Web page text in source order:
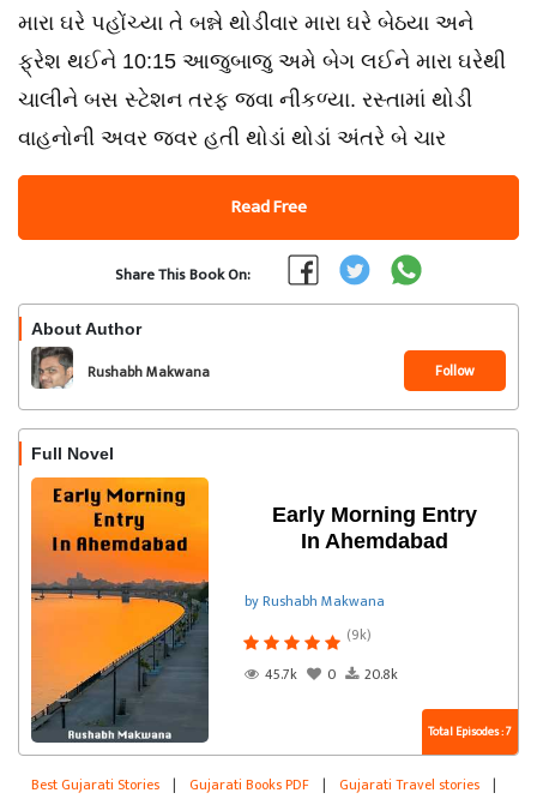
મારા ઘરે પહોંચ્યા તે બન્ને થોડીવાર મારા ઘરે બેઠયા અને
ફ્રેશ થઈને 10:15 આજુબાજુ અમે બેગ લઈને મારા ઘરેથી
ચાલીને બસ સ્ટેશન તરફ જવા નીકળ્યા. રસ્તામાં થોડી
વાહનોની અવર જવર હતી થોડાં થોડાં અંતરે બે ચાર
Read Free
Share This Book On:
About Author
Rushabh Makwana Follow
Full Novel
Early Morning Entry
In Ahemdabad
by Rushabh Makwana
(9k)
45.7k
0 20.8k
Total Episodes : 7
Best Gujarati Stories | Gujarati Books PDF | Gujarati Travel stories |